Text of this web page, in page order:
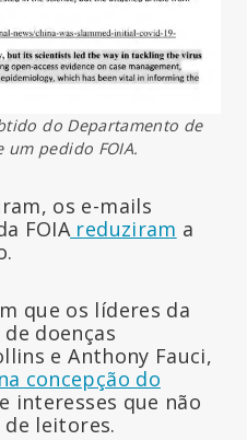
do Departamento de
um pedido FOIA.
os e-mails
FOIAreduziram a
que os líderes da
doenças
e Anthony Fauci,
concepção do
interesses que não
leitores.